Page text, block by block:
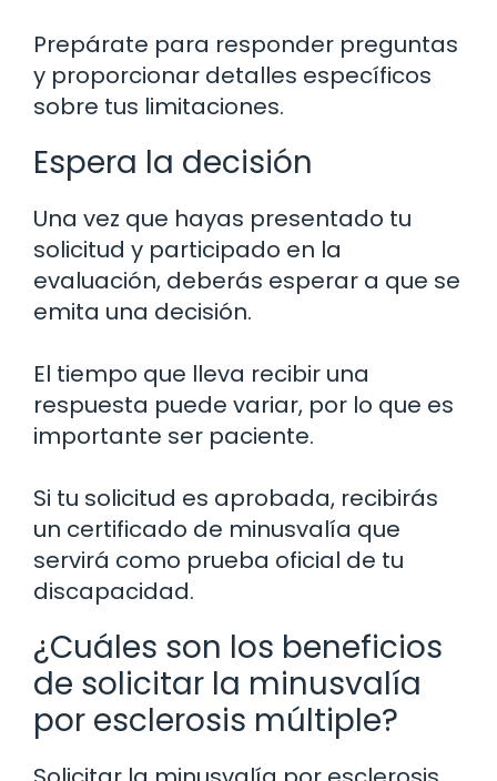
Prepárate para responder preguntas
y proporcionar detalles específicos
sobre tus limitaciones.
Espera la decisión
Una vez que hayas presentado tu
solicitud y participado en la
evaluación, deberás esperar a que se
emita una decisión.
El tiempo que lleva recibir una
respuesta puede variar, por lo que es
importante ser paciente.
Si tu solicitud es aprobada, recibirás
un certificado de minusvalía que
servirá como prueba oficial de tu
discapacidad.
¿Cuáles son los beneficios
de solicitar la minusvalía
por esclerosis múltiple?